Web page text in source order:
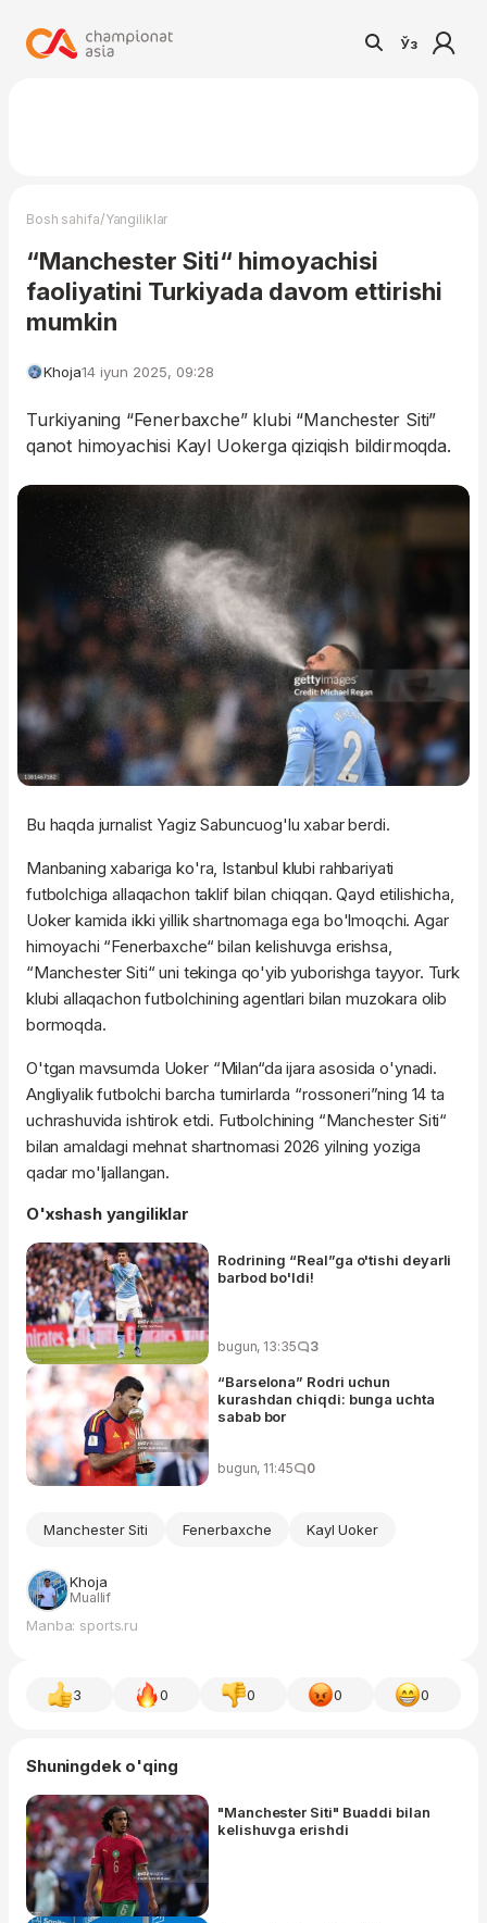
Ўз
Bosh sahifa/Yangiliklar
“Manchester Siti“ himoyachisi
faoliyatini Turkiyada davom ettirishi
mumkin
Khoja14 iyun 2025, 09:28
Turkiyaning “Fenerbaxche” klubi “Manchester Siti”
qanot himoyachisi Kayl Uokerga qiziqish bildirmoqda.
Bu haqda jurnalist Yagiz Sabuncuog'lu xabar berdi.
Manbaning xabariga ko'ra, Istanbul klubi rahbariyati
futbolchiga allaqachon taklif bilan chiqqan. Qayd etilishicha,
Uoker kamida ikki yillik shartnomaga ega bo'lmoqchi. Agar
himoyachi “Fenerbaxche“ bilan kelishuvga erishsa,
“Manchester Siti“ uni tekinga qo'yib yuborishga tayyor. Turk
klubi allaqachon futbolchining agentlari bilan muzokara olib
bormoqda.
O'tgan mavsumda Uoker “Milan“da ijara asosida o'ynadi.
Angliyalik futbolchi barcha turnirlarda “rossoneri”ning 14 ta
uchrashuvida ishtirok etdi. Futbolchining “Manchester Siti“
bilan amaldagi mehnat shartnomasi 2026 yilning yoziga
qadar mo'ljallangan.
O'xshash yangiliklar
Rodrining “Real”ga o'tishi deyarli
barbod bo'ldi!
bugun, 13:35 3
“Barselona” Rodri uchun
kurashdan chiqdi: bunga uchta
sabab bor
bugun, 11:45 0
Manchester Siti Fenerbaxche Kayl Uoker
Khoja
Muallif
Manba: sports.ru
3 0 0 0 0
Shuningdek o'qing
"Manchester Siti" Buaddi bilan
kelishuvga erishdi